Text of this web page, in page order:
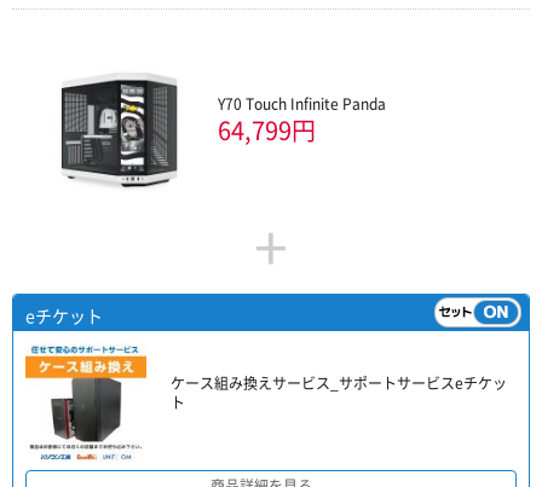
Y70 Touch Infinite Panda
64,799円
+
eチケット
ケース組み換えサービス_サポートサービスeチケッ
ト